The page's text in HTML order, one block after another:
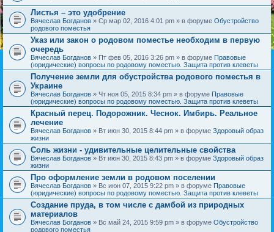
Листья – это удобрение
Вячеслав Богданов » Ср мар 02, 2016 4:01 pm » в форуме Обустройство
родового поместья
Указ или закон о родовом поместье необходим в первую
очередь
Вячеслав Богданов » Пт фев 05, 2016 3:26 pm » в форуме Правовые
(юридические) вопросы по родовому поместью. Защита против клеветы
Получение земли для обустройства родового поместья в
Украине
Вячеслав Богданов » Чт ноя 05, 2015 8:34 pm » в форуме Правовые
(юридические) вопросы по родовому поместью. Защита против клеветы
Красный перец. Подорожник. Чеснок. Имбирь. Реальное
лечение
Вячеслав Богданов » Вт июн 30, 2015 8:44 pm » в форуме Здоровый образ
жизни
Соль жизни - удивительные целительные свойства
Вячеслав Богданов » Вт июн 30, 2015 8:43 pm » в форуме Здоровый образ
жизни
Про оформление земли в родовом поселении
Вячеслав Богданов » Вс июн 07, 2015 9:22 pm » в форуме Правовые
(юридические) вопросы по родовому поместью. Защита против клеветы
Создание пруда, в том числе с дамбой из природных
материалов
Вячеслав Богданов » Вс май 24, 2015 9:59 pm » в форуме Обустройство
родового поместья